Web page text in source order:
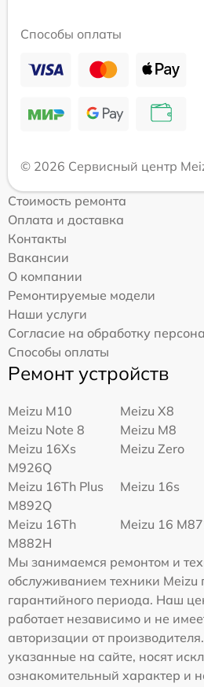
Способы оплаты
© 2026 Сервисный центр
Стоимость ремонта
Оплата и доставка
Контакты
Вакансии
О компании
Ремонтируемые модели
Наши услуги
Согласие на обработку
Способы оплаты
Ремонт устройств
Meizu M10
Meizu X8
Meizu Note 8
Meizu M8
Meizu 16Xs
M926Q
Meizu Zero
Meizu 16Th Plus
M892Q
Meizu 16s
Meizu 16Th
M882H
Meizu 16
Мы занимаемся ремонтом и
обслуживанием техники Meizu
гарантийного периода. Наш
работает независимо и не
авторизации от
указанные на сайте, носят
ознакомительный характер и